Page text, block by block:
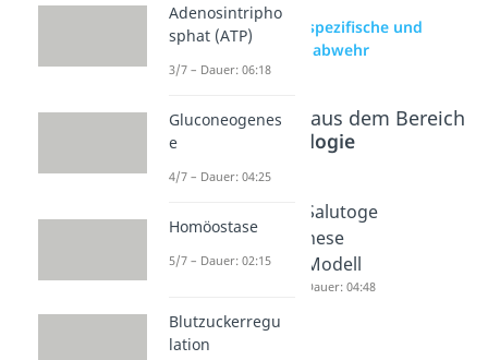
zur Videoseite: Unspezifische und
spezifische Immunabwehr
Beliebte Inhalte aus dem Bereich
Cytologie
eaktion
Dauer: 04:04
einer
Infektio
heit
Salutoge
nese
Modell
Dauer: 04:48
Adenosintripho
sphat (ATP)
3/7 – Dauer: 06:18
Gluconeogenes
e
4/7 – Dauer: 04:25
Homöostase
5/7 – Dauer: 02:15
Blutzuckerregu
lation